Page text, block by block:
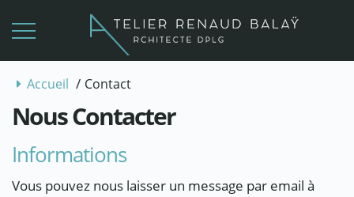
Accueil / Contact
Nous Contacter
Informations
Vous pouvez nous laisser un message par email à